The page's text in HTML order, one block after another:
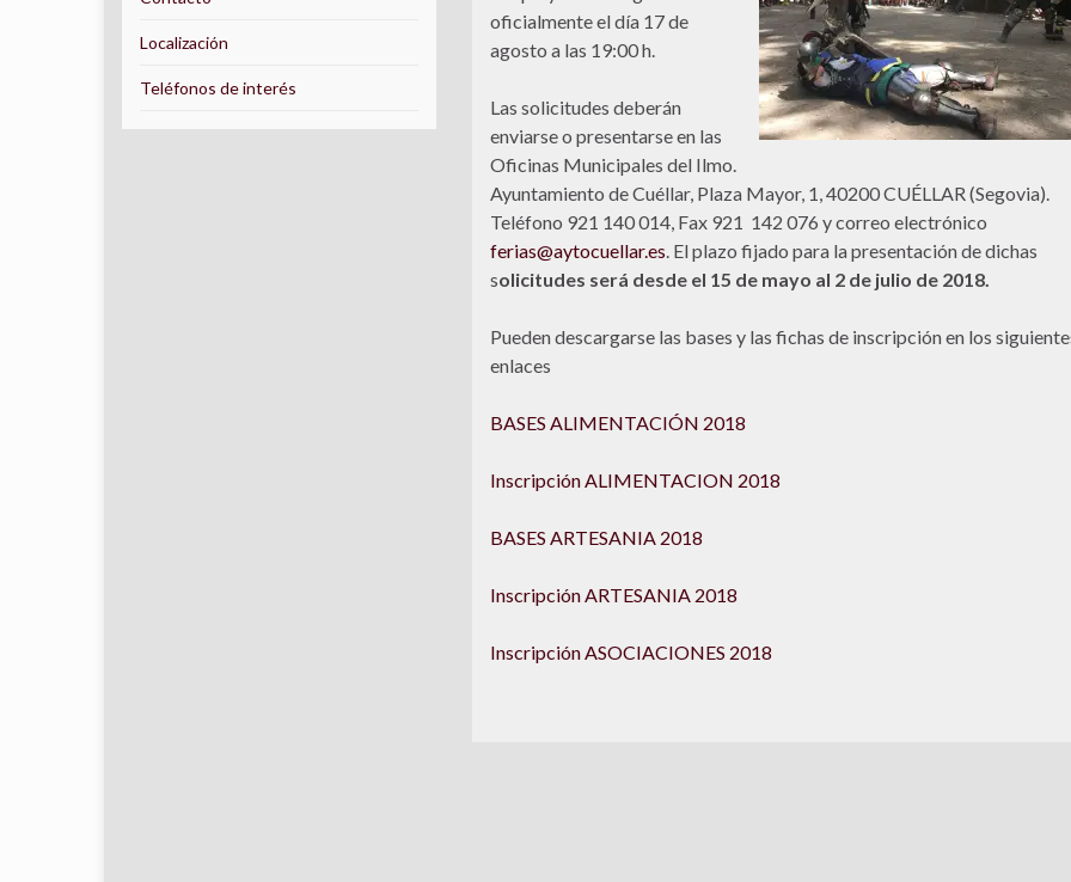
oficialmente el día 17 de
agosto a las 19:00 h.
Las solicitudes deberán
enviarse o presentarse en las
Oficinas Municipales del Ilmo.
Ayuntamiento de Cuéllar, Plaza Mayor, 1, 40200 CUÉLLAR (Segovia).
Teléfono 921 140 014, Fax 921 142 076 y correo electrónico
ferias@aytocuellar.es. El plazo fijado para la presentación de dichas
solicitudes será desde el 15 de mayo al 2 de julio de 2018.
Pueden descargarse las bases y las fichas de inscripción en los
enlaces
BASES ALIMENTACIÓN 2018
Inscripción ALIMENTACION 2018
BASES ARTESANIA 2018
Inscripción ARTESANIA 2018
Inscripción ASOCIACIONES 2018
Localización
Teléfonos de interés